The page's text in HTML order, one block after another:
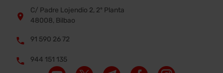


C/ Padre Lojendio 2, 2º Planta
48008, Bilbao

 91 590 26 72

 944 151 135